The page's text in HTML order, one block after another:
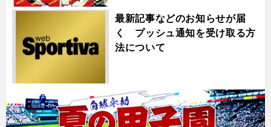
最新記事などのお知らせが届
く プッシュ通知を受け取る方
法について